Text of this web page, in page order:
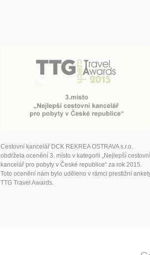
Cestovní kancelář DCK REKREA OSTRAVA s.r.o.
obdržela ocenění 3. místo v kategorii „Nejlepší cestovní
kancelář pro pobyty v České republice“ za rok 2015.
Toto ocenění nám bylo uděleno v rámci prestižní
TTG Travel Awards.